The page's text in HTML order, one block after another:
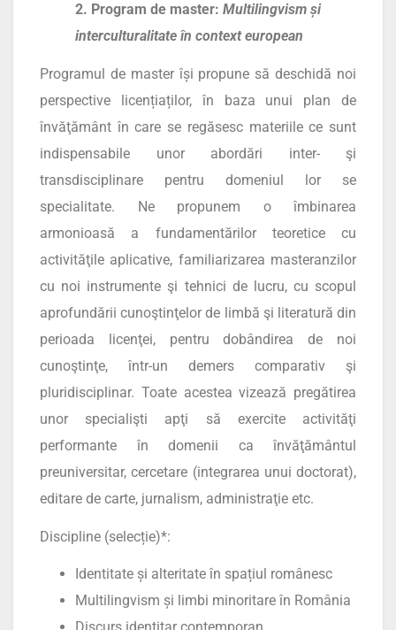
2. Program de master: Multilingvism și
interculturalitate în context european
Programul de master își propune să deschidă noi
perspective licențiaților, în baza unui plan de
învăţământ în care se regăsesc materiile ce sunt
indispensabile unor abordări inter- şi
transdisciplinare pentru domeniul lor se
specialitate. Ne propunem o îmbinarea
armonioasă a fundamentărilor teoretice cu
activităţile aplicative, familiarizarea masteranzilor
cu noi instrumente şi tehnici de lucru, cu scopul
aprofundării cunoştinţelor de limbă şi literatură din
perioada licenţei, pentru dobândirea de noi
cunoştinţe, într-un demers comparativ şi
pluridisciplinar. Toate acestea vizează pregătirea
unor specialişti apţi să exercite activităţi
performante în domenii ca învăţământul
preuniversitar, cercetare (integrarea unui doctorat),
editare de carte, jurnalism, administraţie etc.
Discipline (selecție)*:
Identitate și alteritate în spațiul românesc
Multilingvism și limbi minoritare în România